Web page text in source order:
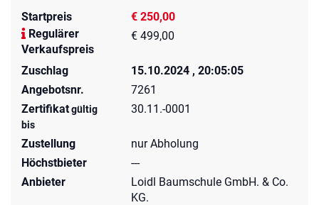
Startpreis
€ 250,00
Regulärer
Verkaufspreis
€ 499,00
Zuschlag
15.10.2024 , 20:05:05
Angebotsnr.
7261
Zertifikatgültig
bis
30.11.-0001
Zustellung
nur Abholung
Höchstbieter
---
Anbieter
Loidl Baumschule GmbH. & Co.
KG.